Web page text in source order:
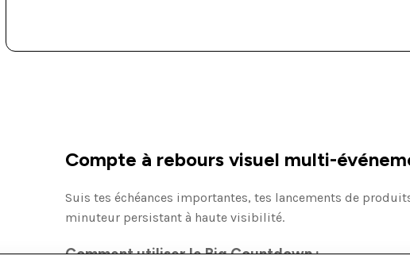
Compte à rebours visuel multi-
Suis tes échéances importantes, tes lancements de
minuteur persistant à haute visibilité.
Comment utiliser le Big Countdown :